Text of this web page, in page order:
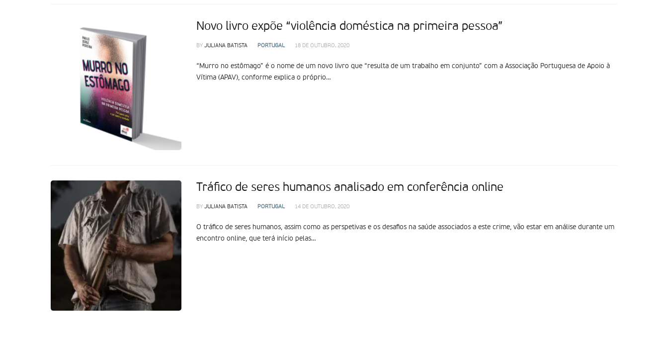
Novo livro expõe “violência doméstica na primeira pessoa”
BY JULIANA BATISTA PORTUGAL 18 DE OUTUBRO, 2020
“Murro no estômago” é o nome de um novo livro que “resulta de um trabalho em conjunto” com a Associação Portuguesa de Apoio à
Vítima (APAV), conforme explica o próprio…
Tráfico de seres humanos analisado em conferência online
BY JULIANA BATISTA PORTUGAL 14 DE OUTUBRO, 2020
O tráfico de seres humanos, assim como as perspetivas e os desafios na saúde associados a este crime, vão estar em análise durante um
encontro online, que terá início pelas…